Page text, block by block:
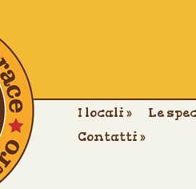
I locali »
Le
Contatti »